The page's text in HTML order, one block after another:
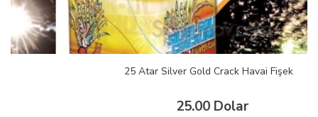
25 Atar Silver Gold Crack Havai Fişek
25.00 Dolar